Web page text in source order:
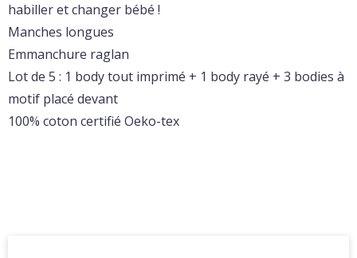
habiller et changer bébé !
Manches longues
Emmanchure raglan
Lot de 5 : 1 body tout imprimé + 1 body rayé + 3 bodies à
motif placé devant
100% coton certifié Oeko-tex